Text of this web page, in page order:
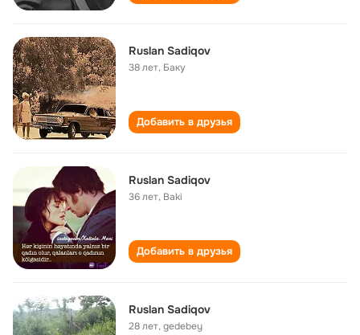
Ruslan Sadiqov
38 лет, Баку
Добавить в друзья
Ruslan Sadiqov
36 лет, Baki
Добавить в друзья
Ruslan Sadiqov
28 лет,gedebey